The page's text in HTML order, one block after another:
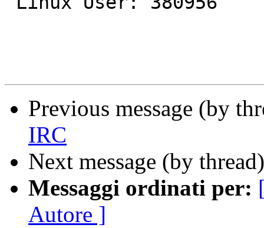
Previous message (by
IRC
Next message (by
Messaggi ordinati per:
Autore ]